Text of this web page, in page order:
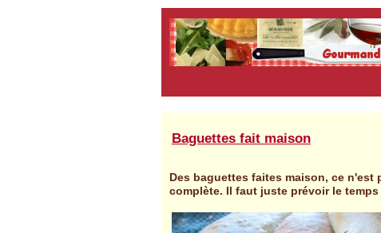
Baguettes fait maison
Des baguettes faites maison, ce
complète. Il faut juste prévoir le temps